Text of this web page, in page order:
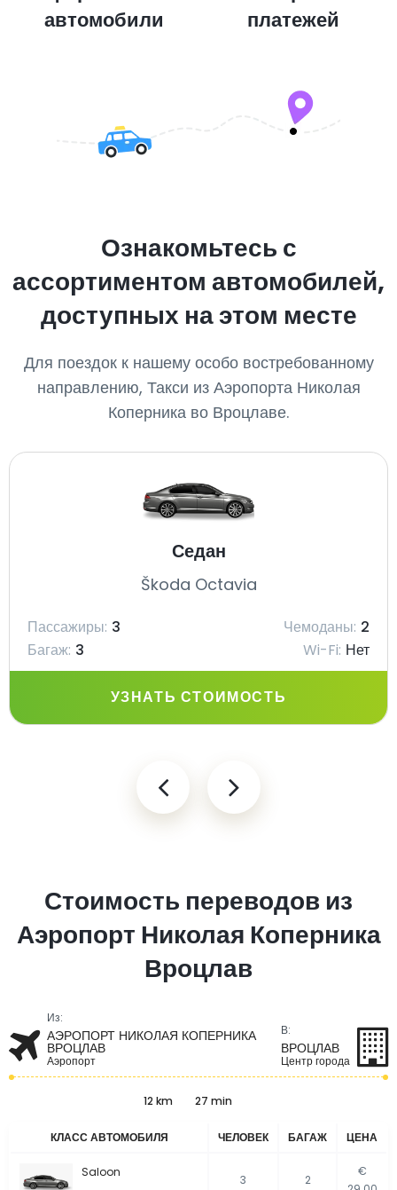
автомобили
платежей
Ознакомьтесь с
ассортиментом автомобилей,
доступных на этом месте
Для поездок к нашему особо востребованному
направлению, Такси из Аэропорта Николая
Коперника во Вроцлаве.
Седан
Škoda Octavia
Пассажиры: 3 Чемоданы: 2
Багаж: 3 Wi-Fi: Нет
УЗНАТЬ СТОИМОСТЬ
Стоимость переводов из
Аэропорт Николая Коперника
Вроцлав
Из:
АЭРОПОРТ НИКОЛАЯ КОПЕРНИКА
ВРОЦЛАВ
Аэропорт
В:
ВРОЦЛАВ
Центр города
12 km 27 min
КЛАСС АВТОМОБИЛЯ ЧЕЛОВЕК БАГАЖ ЦЕНА
Saloon
3 2
€